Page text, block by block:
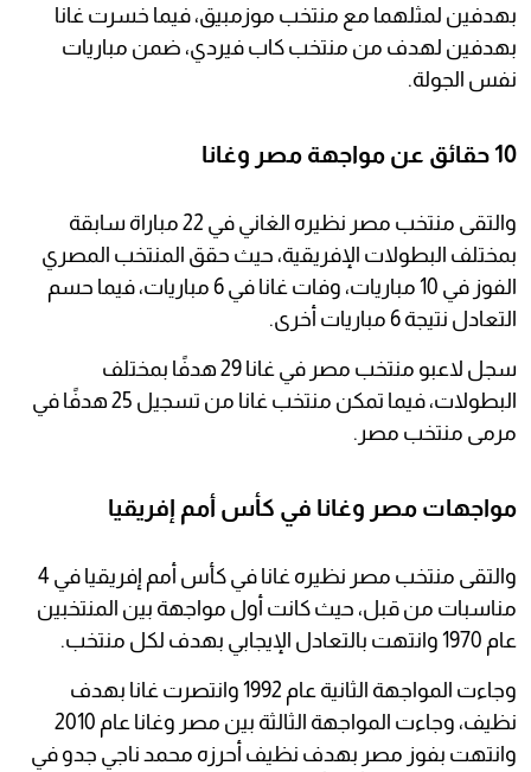
بهدفين لمثلهما مع منتخب موزمبيق، فيما خسرت غانا
بهدفين لهدف من منتخب كاب فيردي، ضمن مباريات
نفس الجولة.
10 حقائق عن مواجهة مصر وغانا
والتقى منتخب مصر نظيره الغاني في 22 مباراة سابقة
بمختلف البطولات الإفريقية، حيث حقق المنتخب المصري
الفوز في 10 مباريات، وفات غانا في 6 مباريات، فيما حسم
التعادل نتيجة 6 مباريات أخرى.
سجل لاعبو منتخب مصر في غانا 29 هدفًا بمختلف
البطولات، فيما تمكن منتخب غانا من تسجيل 25 هدفًا في
مرمى منتخب مصر.
مواجهات مصر وغانا في كأس أمم إفريقيا
والتقى منتخب مصر نظيره غانا في كأس أمم إفريقيا في 4
مناسبات من قبل، حيث كانت أول مواجهة بين المنتخبين
عام 1970 وانتهت بالتعادل الإيجابي بهدف لكل منتخب.
وجاءت المواجهة الثانية عام 1992 وانتصرت غانا بهدف
نظيف، وجاءت المواجهة الثالثة بين مصر وغانا عام 2010
وانتهت بفوز مصر بهدف نظيف أحرزه محمد ناجي جدو في